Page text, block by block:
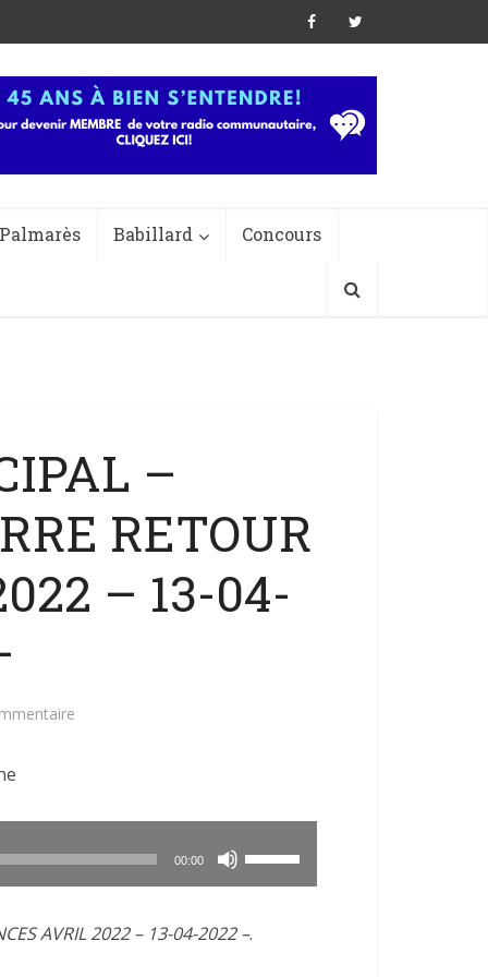
Palmarès Babillard Concours
–
RETOUR
– 13-04-
00:00
haut/bas
AVRIL 2022 – 13-04-2022 –.